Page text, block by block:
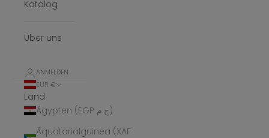
Katalog
Über uns
ANMELDEN
EUR €
Land
Ägypten (EGP ج.م)
Äquatorialguinea (XAF